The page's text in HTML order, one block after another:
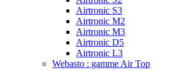
Airtronic S3
Airtronic M2
Airtronic M3
Airtronic D5
Airtronic L3
Webasto : gamme Air Top